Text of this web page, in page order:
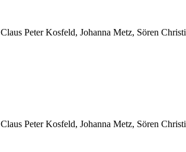
Claus Peter Kosfeld, Johanna Metz, Sören
Claus Peter Kosfeld, Johanna Metz, Sören